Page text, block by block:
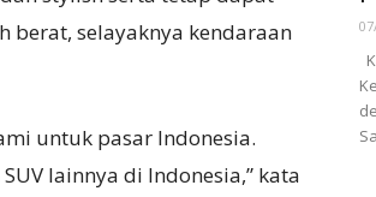
berat, selayaknya kendaraan
untuk pasar Indonesia.
lainnya di Indonesia,” kata